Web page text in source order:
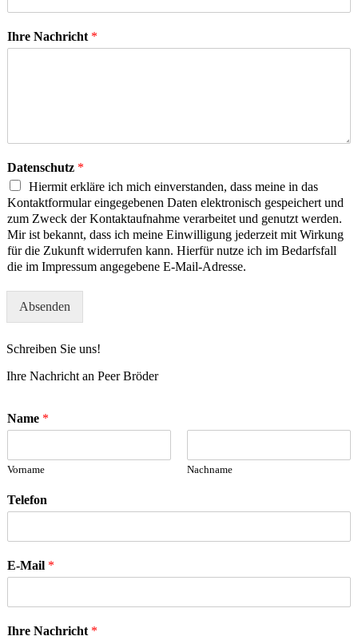
Ihre Nachricht *
Datenschutz *
Hiermit erkläre ich mich einverstanden, dass meine in das
Kontaktformular eingegebenen Daten elektronisch gespeichert und
zum Zweck der Kontaktaufnahme verarbeitet und genutzt werden.
Mir ist bekannt, dass ich meine Einwilligung jederzeit mit Wirkung
für die Zukunft widerrufen kann. Hierfür nutze ich im Bedarfsfall
die im Impressum angegebene E-Mail-Adresse.
Absenden
Schreiben Sie uns!
Ihre Nachricht an Peer Bröder
Name *
Vorname Nachname
Telefon
E-Mail *
Ihre Nachricht *